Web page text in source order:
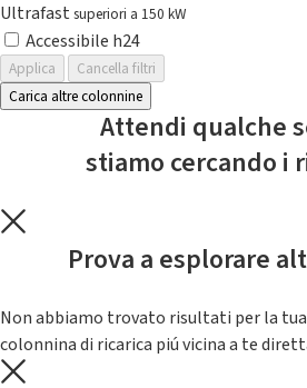
Ultrafast superiori a 150 kW
Accessibile h24
Applica
Cancella filtri
Carica altre colonnine
Attendi qualche
stiamo cercando i
Prova a esplorare
Non abbiamo trovato risultati per la tua
colonnina di ricarica piú vicina a te